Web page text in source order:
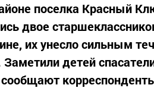
поселка Красный
двое
их унесло сильным
детей